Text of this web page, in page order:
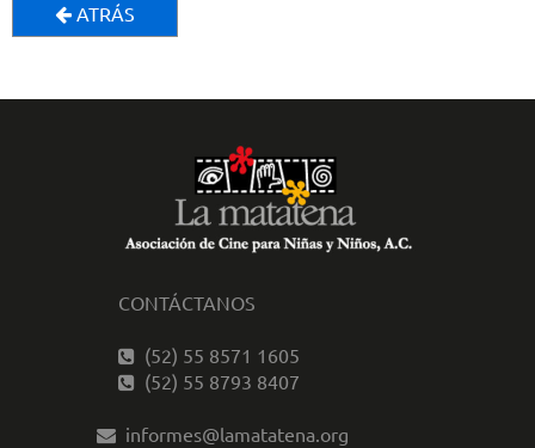
ATRÁS
CONTÁCTANOS
(52) 55 8571 1605
(52) 55 8793 8407
informes@lamatatena.org